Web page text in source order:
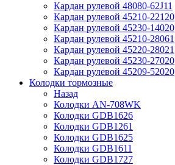
Кардан рулевой 48080-62J11
Кардан рулевой 45210-22120
Кардан рулевой 45230-14020
Кардан рулевой 45210-28061
Кардан рулевой 45220-28021
Кардан рулевой 45230-27020
Кардан рулевой 45209-52020
Колодки тормозные
Назад
Колодки AN-708WK
Колодки GDB1626
Колодки GDB1261
Колодки GDB1625
Колодки GDB1611
Колодки GDB1727